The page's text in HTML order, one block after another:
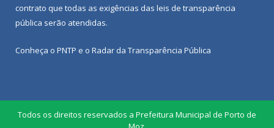
contrato que todas as exigências das leis de transparência
pública serão atendidas.
Conheça o PNTP e o Radar da Transparência Pública
Todos os direitos reservados a Prefeitura Municipal de Porto de